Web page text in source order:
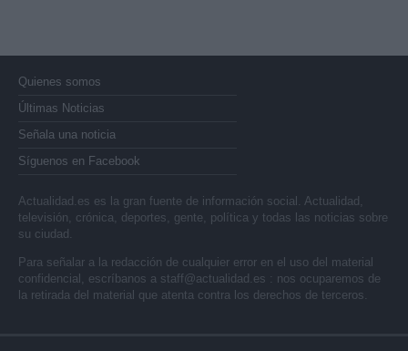
Quienes somos
Últimas Noticias
Señala una noticia
Síguenos en Facebook
Actualidad.es es la gran fuente de información social. Actualidad,
televisión, crónica, deportes, gente, política y todas las noticias sobre
su ciudad.
Para señalar a la redacción de cualquier error en el uso del material
confidencial, escríbanos a staff@actualidad.es : nos ocuparemos de
la retirada del material que atenta contra los derechos de terceros.